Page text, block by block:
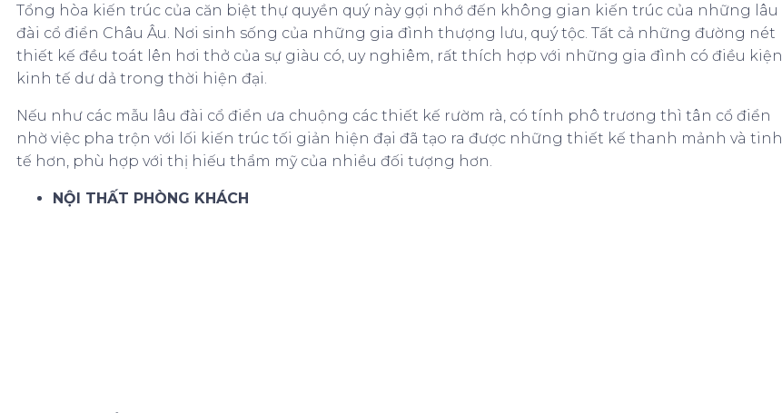
Tổng hòa kiến trúc của căn biệt thự quyền quý này gợi nhớ đến không gian kiến trúc của những lâu
đài cổ điển Châu Âu. Nơi sinh sống của những gia đình thượng lưu, quý tộc. Tất cả những đường nét
thiết kế đều toát lên hơi thở của sự giàu có, uy nghiêm, rất thích hợp với những gia đình có điều kiện
kinh tế dư dả trong thời hiện đại.
Nếu như các mẫu lâu đài cổ điển ưa chuộng các thiết kế rườm rà, có tính phô trương thì tân cổ điển
nhờ việc pha trộn với lối kiến trúc tối giản hiện đại đã tạo ra được những thiết kế thanh mảnh và tinh
tế hơn, phù hợp với thị hiếu thẩm mỹ của nhiều đối tượng hơn.
NỘI THẤT PHÒNG KHÁCH